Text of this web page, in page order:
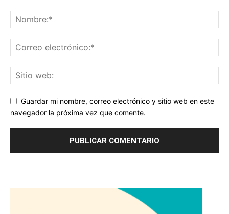
Guardar mi nombre, correo electrónico y sitio web en este
navegador la próxima vez que comente.